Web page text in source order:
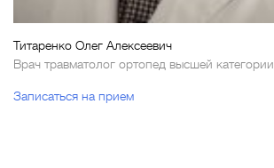
Титаренко Олег Алексеевич
Врач травматолог ортопед высшей категории
Записаться на прием